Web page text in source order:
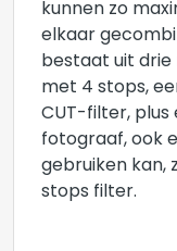
kunnen zo
elkaar
bestaat uit drie
met 4 stops,
CUT-filter, plus
fotograaf, ook
gebruiken kan,
stops filter.